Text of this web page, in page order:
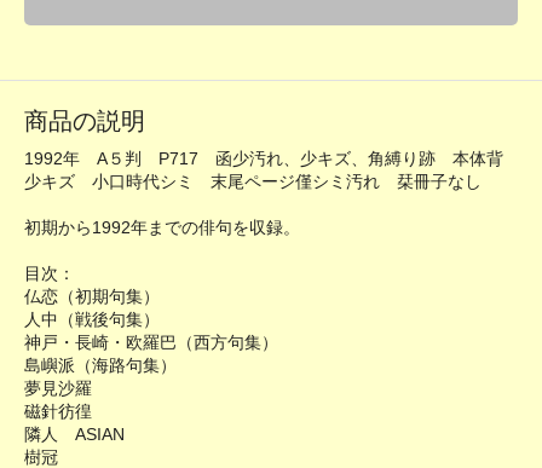
商品の説明
1992年 A５判 P717 函少汚れ、少キズ、角縛り跡 本体背
少キズ 小口時代シミ 末尾ページ僅シミ汚れ 栞冊子なし
初期から1992年までの俳句を収録。
目次：
仏恋（初期句集）
人中（戦後句集）
神戸・長崎・欧羅巴（西方句集）
島嶼派（海路句集）
夢見沙羅
磁針彷徨
隣人 ASIAN
樹冠